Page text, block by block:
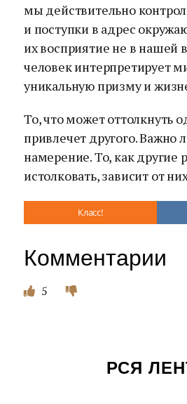
мы действительно
и поступки в адрес
их восприятие не в нашей
человек интерпретирует
уникальную призму и
То, что может оттолкнуть
привлечет другого. Важно
намерение. То, как другие
истолковать, зависит от
Класс!
Комментарии
5
РСЯ